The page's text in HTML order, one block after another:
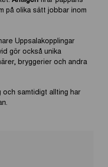
på olika sätt jobbar inom
Uppsalakopplingar
gör också unika
bryggerier och andra
och samtidigt allting har